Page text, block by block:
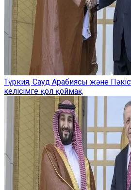
Түркия, Сауд Арабиясы және
келісімге қол қоймақ